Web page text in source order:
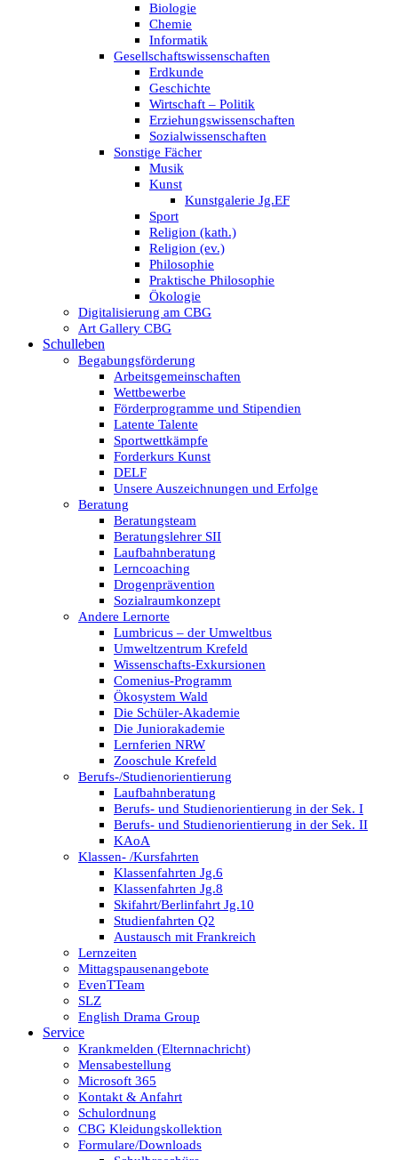
Biologie
Chemie
Informatik
Gesellschaftswissenschaften
Erdkunde
Geschichte
Wirtschaft – Politik
Erziehungswissenschaften
Sozialwissenschaften
Sonstige Fächer
Musik
Kunst
Kunstgalerie Jg.EF
Sport
Religion (kath.)
Religion (ev.)
Philosophie
Praktische Philosophie
Ökologie
Digitalisierung am CBG
Art Gallery CBG
Schulleben
Begabungsförderung
Arbeitsgemeinschaften
Wettbewerbe
Förderprogramme und Stipendien
Latente Talente
Sportwettkämpfe
Forderkurs Kunst
DELF
Unsere Auszeichnungen und Erfolge
Beratung
Beratungsteam
Beratungslehrer SII
Laufbahnberatung
Lerncoaching
Drogenprävention
Sozialraumkonzept
Andere Lernorte
Lumbricus – der Umweltbus
Umweltzentrum Krefeld
Wissenschafts-Exkursionen
Comenius-Programm
Ökosystem Wald
Die Schüler-Akademie
Die Juniorakademie
Lernferien NRW
Zooschule Krefeld
Berufs-/Studienorientierung
Laufbahnberatung
Berufs- und Studienorientierung in der Sek. I
Berufs- und Studienorientierung in der Sek. II
KAoA
Klassen- /Kursfahrten
Klassenfahrten Jg.6
Klassenfahrten Jg.8
Skifahrt/Berlinfahrt Jg.10
Studienfahrten Q2
Austausch mit Frankreich
Lernzeiten
Mittagspausenangebote
EvenTTeam
SLZ
English Drama Group
Service
Krankmelden (Elternnachricht)
Mensabestellung
Microsoft 365
Kontakt & Anfahrt
Schulordnung
CBG Kleidungskollektion
Formulare/Downloads